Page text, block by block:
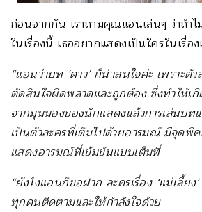
ก่อนจากกัน เราถามคุณแอนเล่นๆ ว่าถ้า
ในเรื่องนี้ เธออยากแสดงเป็นใครในเรื่อ
“แอนว่าบท ‘ดาว’ ก็น่าสนใจค่ะ เพราะตั
ตัดสินใจผิดพลาดและถูกต้อง ซึ่งทำให้เกิ
จากมุมมองของนักแสดงแล้วการเล่นบท
เป็นตัวละครที่เต็มไปด้วยอารมณ์ มีจุดพี
แสดงอารมณ์ที่เข้มข้นแบบเต็มที่
“ยังไงแอนก็ขอฝาก ละครเรื่อง ‘แม่เลี้ย
ทุกคนติดตามและให้กำลังใจด้วย